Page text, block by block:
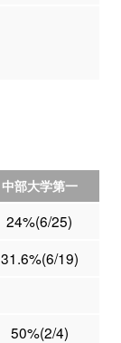
中部大学第一
24%(6/25)
31.6%(6/19)
50%(2/4)